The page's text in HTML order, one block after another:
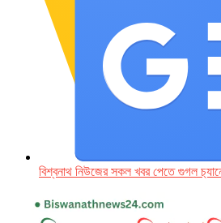
বিশ্বনাথ নিউজের সকল খবর পেতে গুগল